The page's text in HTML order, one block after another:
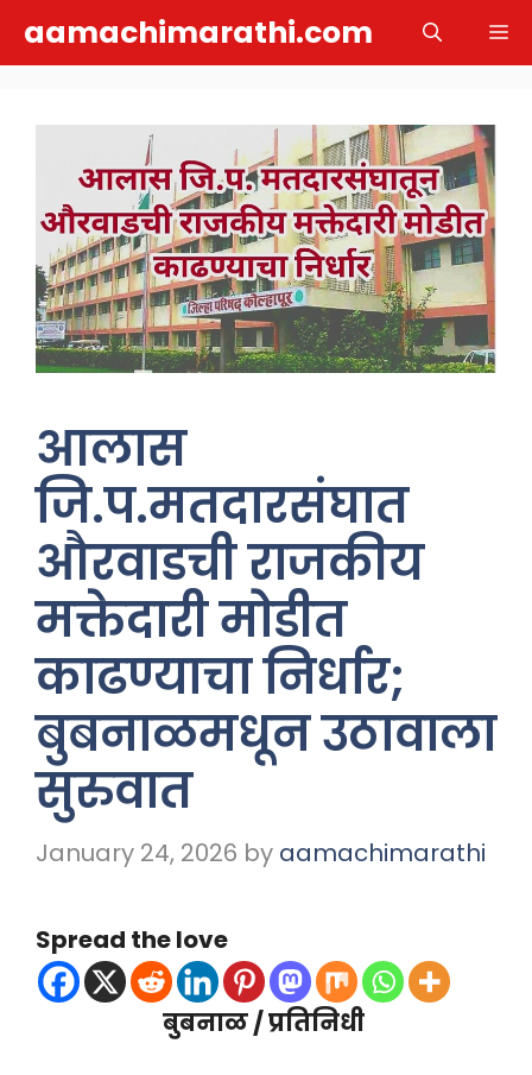
aamachimarathi.com
आलास
जि.प.मतदारसंघात
औरवाडची राजकीय
मक्तेदारी मोडीत
काढण्याचा निर्धार;
बुबनाळमधून उठावाला
सुरुवात
January 24, 2026 by aamachimarathi
Spread the love
बुबनाळ / प्रतिनिधी